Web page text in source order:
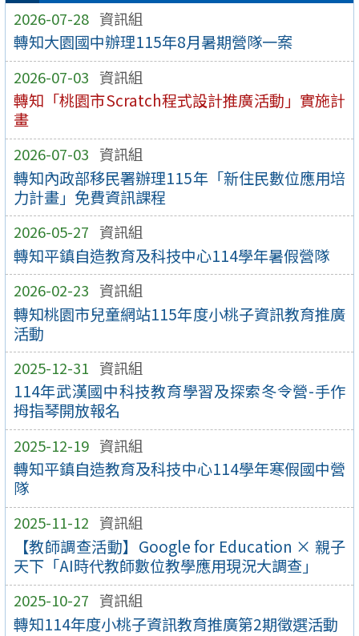
2026-07-28 資訊組
轉知大園國中辦理115年8月暑期營隊一案
2026-07-03 資訊組
轉知「桃園市Scratch程式設計推廣活動」實施計
畫
2026-07-03 資訊組
轉知內政部移民署辦理115年「新住民數位應用培
力計畫」免費資訊課程
2026-05-27 資訊組
轉知平鎮自造教育及科技中心114學年暑假營隊
2026-02-23 資訊組
轉知桃園市兒童網站115年度小桃子資訊教育推廣
活動
2025-12-31 資訊組
114年武漢國中科技教育學習及探索冬令營-手作
拇指琴開放報名
2025-12-19 資訊組
轉知平鎮自造教育及科技中心114學年寒假國中營
隊
2025-11-12 資訊組
【教師調查活動】Google for Education × 親子
天下「AI時代教師數位教學應用現況大調查」
2025-10-27 資訊組
轉知114年度小桃子資訊教育推廣第2期徵選活動